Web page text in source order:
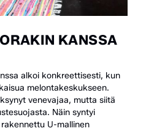
KANSSA
alkoi konkreettisesti, kun
melontakeskukseen.
venevajaa, mutta siitä
Näin syntyi
U-mallinen